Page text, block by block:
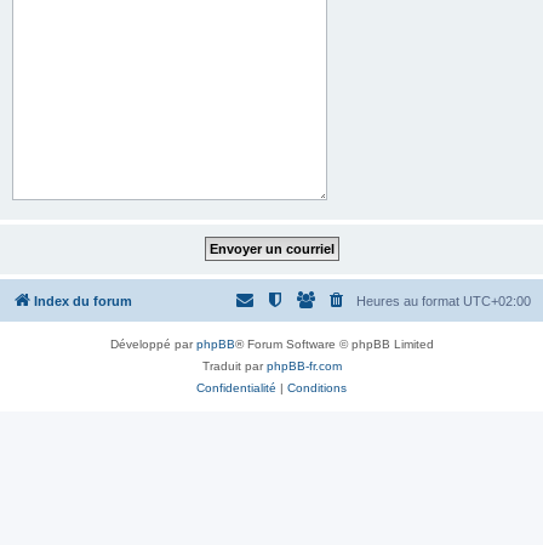
Index du forum Heures au format UTC+02:00
Développé parphpBB® Forum Software © phpBB Limited
Traduit parphpBB-fr.com
Confidentialité | Conditions